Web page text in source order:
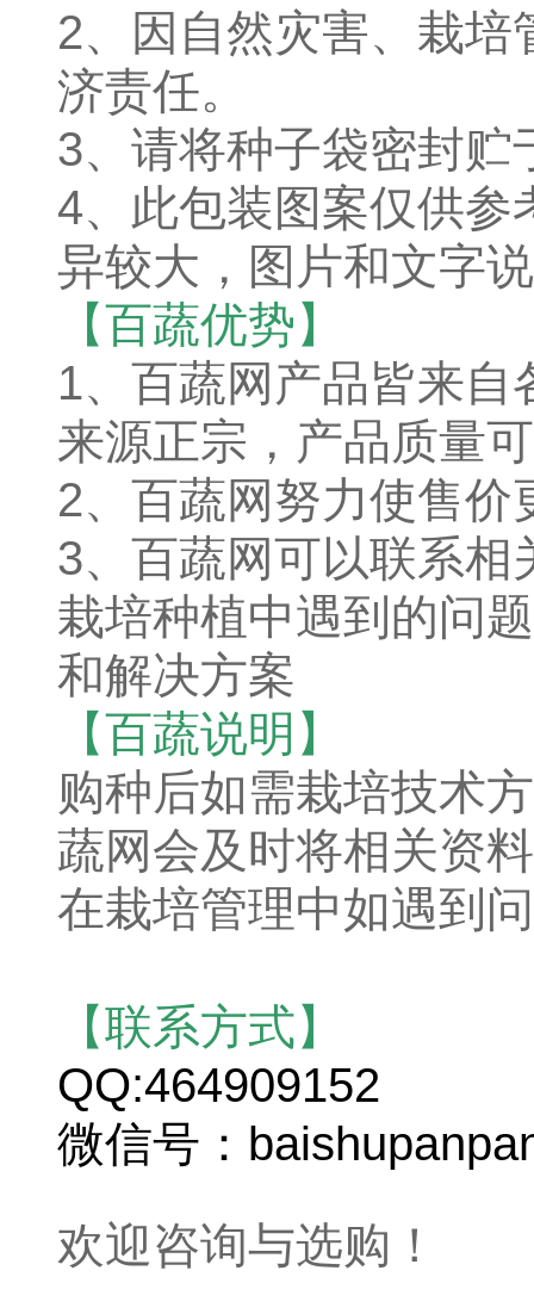
2、因自然灾害、栽
济责任。
3、请将种子袋密封贮
4、此包装图案仅供
异较大，图片和文字
【百蔬优势】
1、百蔬网产品皆来
来源正宗，产品质量
2、百蔬网努力使售
3、百蔬网可以联系
栽培种植中遇到的问
和解决方案
【百蔬说明】
购种后如需栽培技术
蔬网会及时将相关资
在栽培管理中如遇到
【联系方式】
QQ:464909152
微信号：
欢迎咨询与选购！